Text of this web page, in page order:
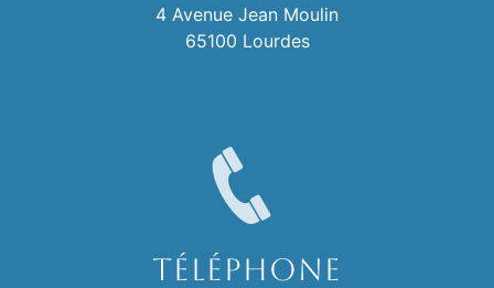
4 Avenue Jean Moulin
65100 Lourdes
Téléphone